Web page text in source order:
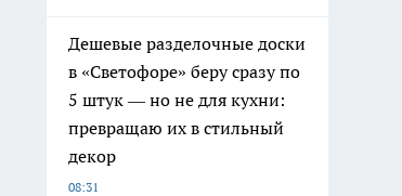
Дешевые разделочные доски
в «Светофоре» беру сразу по
5 штук — но не для кухни:
превращаю их в стильный
декор
08:31